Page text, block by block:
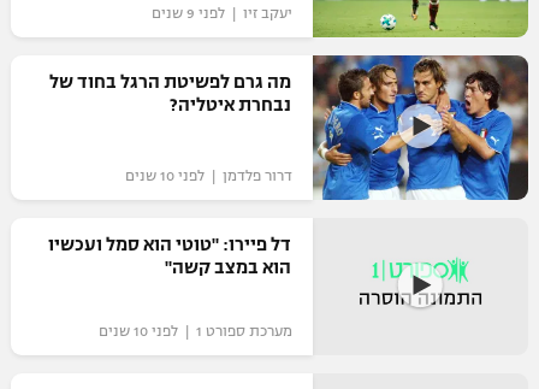
יעקב זיו | לפני 9 שנים
מה גרם לפשיטת הרגל בחוד של
נבחרת איטליה?
דרור פלדמן | לפני 10 שנים
דל פיירו: "טוטי הוא סמל ועכשיו
הוא במצב קשה"
מערכת ספורט 1 | לפני 10 שנים